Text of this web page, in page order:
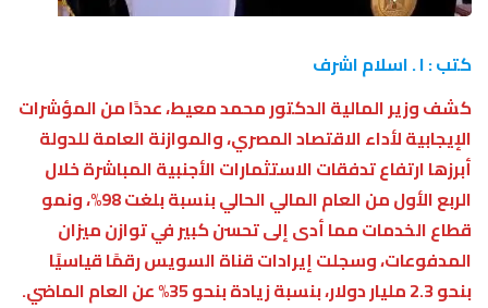
كتب : ا . اسلام اشرف
كشف وزير المالية الدكتور محمد معيط، عددًا من المؤشرات
الإيجابية لأداء الاقتصاد المصري، والموازنة العامة للدولة
أبرزها ارتفاع تدفقات الاستثمارات الأجنبية المباشرة خلال
الربع الأول من العام المالي الحالي بنسبة بلغت 98%، ونمو
قطاع الخدمات مما أدى إلى تحسن كبير في توازن ميزان
المدفوعات، وسجلت إيرادات قناة السويس رقمًا قياسيًا
بنحو 2.3 مليار دولار، بنسبة زيادة بنحو 35% عن العام الماضي.